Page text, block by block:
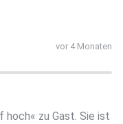
vor 4 Monaten
hoch« zu Gast. Sie ist